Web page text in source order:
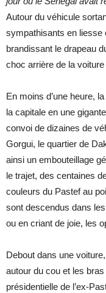
Autour du véhicule
sympathisants en
brandissant le drapeau
choc arrière de la
En moins d’une heure,
la capitale en une
convoi de dizaines de
Gorgui, le quartier de
ainsi un embouteillage
le trajet, des centaines
couleurs du Pastef au
sont descendus dans
ou en criant de joie, les
Debout dans une
autour du cou et les
présidentielle de l’ex-